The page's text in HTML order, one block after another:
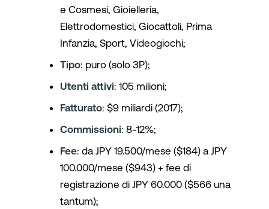
e Cosmesi, Gioielleria,
Elettrodomestici, Giocattoli, Prima
Infanzia, Sport, Videogiochi;
Tipo: puro (solo 3P);
Utenti attivi: 105 milioni;
Fatturato: $9 miliardi (2017);
Commissioni: 8-12%;
Fee: da JPY 19.500/mese ($184) a JPY
100.000/mese ($943) + fee di
registrazione di JPY 60.000 ($566 una
tantum);